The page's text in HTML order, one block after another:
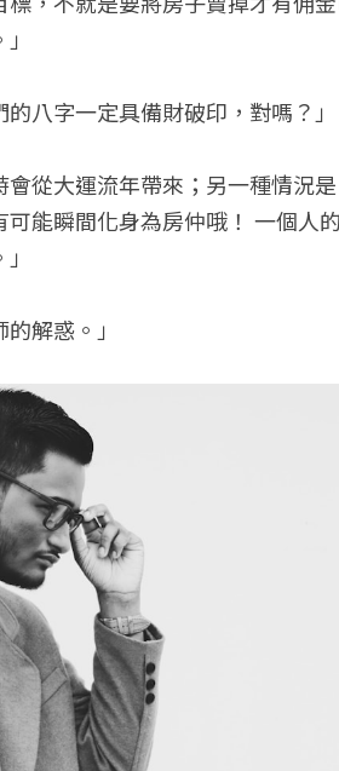
八字一定具備財破印，對嗎？」
從大運流年帶來；另一種情況
能瞬間化身為房仲哦！ 一個人
解惑。」